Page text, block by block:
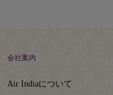
会社案内
Air Indiaについて